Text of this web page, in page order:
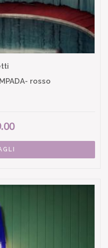
rosso